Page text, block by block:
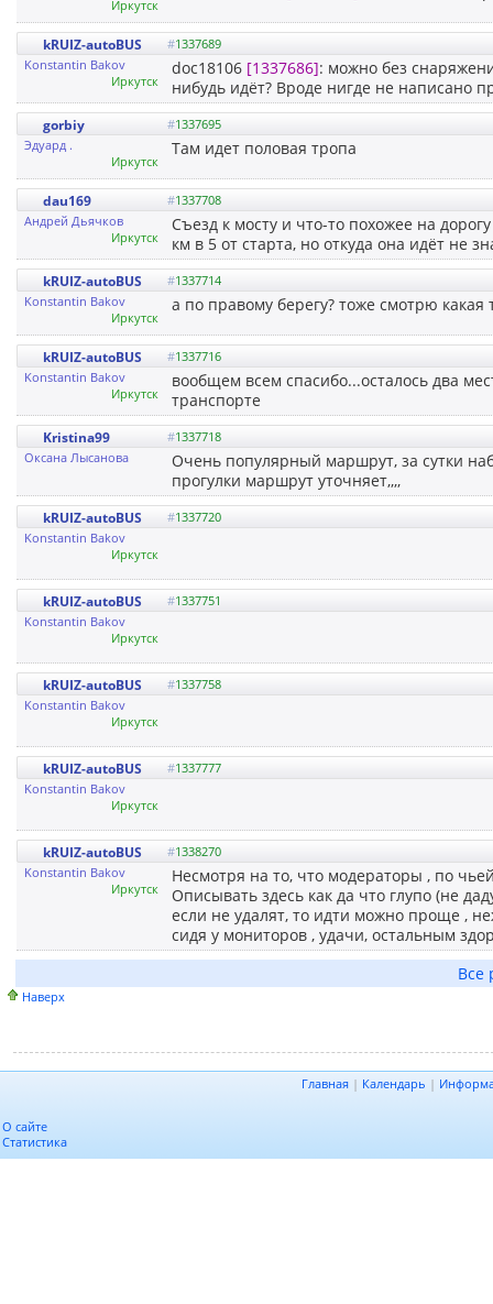
Иркутск
kRUIZ-autoBUS #1337689
Konstantin Bakov
Иркутск
doc18106 [1337686]: можно без
нибудь идёт? Вроде нигде не написано
gorbiy #1337695
Эдуард .
Иркутск
Там идет половая тропа
dau169 #1337708
Андрей Дьячков
Иркутск
Съезд к мосту и что-то похожее на
км в 5 от старта, но откуда она идёт не
kRUIZ-autoBUS #1337714
Konstantin Bakov
Иркутск
а по правому берегу? тоже смотрю какая
kRUIZ-autoBUS #1337716
Konstantin Bakov
Иркутск
вообщем всем спасибо...осталось два
транспорте
Kristina99 #1337718
Оксана Лысанова
Очень популярный маршрут, за сутки
прогулки маршрут уточняет,,,,
kRUIZ-autoBUS #1337720
Konstantin Bakov
Иркутск
kRUIZ-autoBUS #1337751
Konstantin Bakov
Иркутск
kRUIZ-autoBUS #1337758
Konstantin Bakov
Иркутск
kRUIZ-autoBUS #1337777
Konstantin Bakov
Иркутск
kRUIZ-autoBUS #1338270
Konstantin Bakov
Иркутск
Несмотря на то, что модераторы , по
Описывать здесь как да что глупо (не
если не удалят, то идти можно проще ,
сидя у мониторов , удачи, остальным
Все
Наверх
Главная | Календарь |
О сайте
Статистика